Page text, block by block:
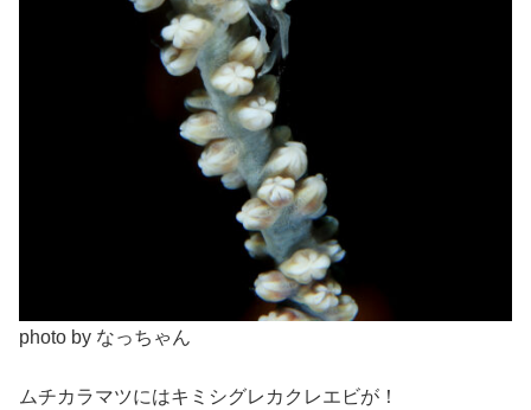
photo by なっちゃん
ムチカラマツにはキミシグレカクレエビが！